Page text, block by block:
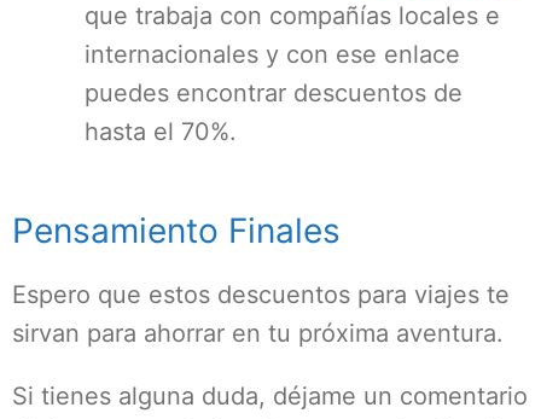
que trabaja con compañías locales e
internacionales y con ese enlace
puedes encontrar descuentos de
hasta el 70%.
Pensamiento Finales
Espero que estos descuentos para viajes te
sirvan para ahorrar en tu próxima aventura.
Si tienes alguna duda, déjame un comentario